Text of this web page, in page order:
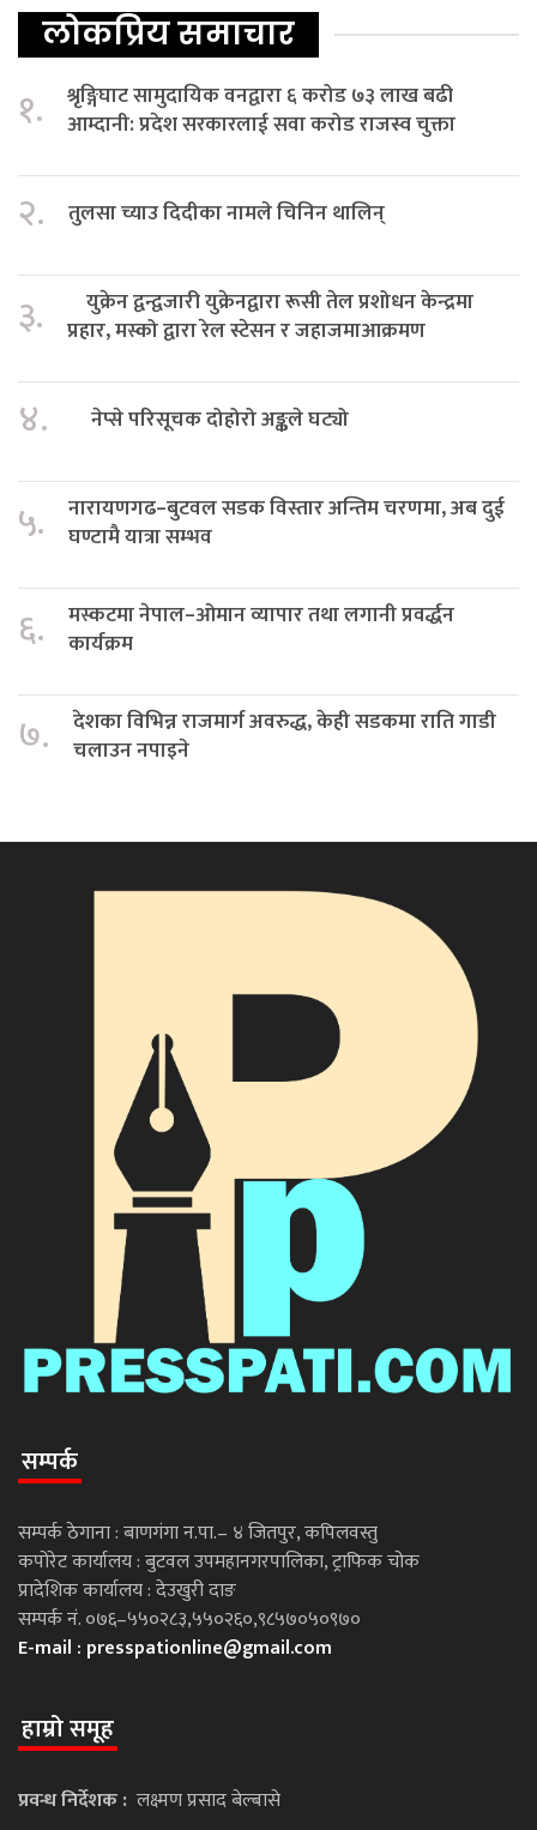
लोकप्रिय समाचार
१.
श्रृङ्गिघाट सामुदायिक वनद्वारा ६ करोड ७३ लाख बढी
आम्दानी: प्रदेश सरकारलाई सवा करोड राजस्व चुक्ता
२. तुलसा च्याउ दिदीका नामले चिनिन थालिन्
३.
युक्रेन द्वन्द्वजारी युक्रेनद्वारा रूसी तेल प्रशोधन केन्द्रमा
प्रहार, मस्को द्वारा रेल स्टेसन र जहाजमाआक्रमण
४. नेप्से परिसूचक दोहोरो अङ्कले घट्यो
५.
नारायणगढ–बुटवल सडक विस्तार अन्तिम चरणमा, अब दुई
घण्टामै यात्रा सम्भव
६.
मस्कटमा नेपाल–ओमान व्यापार तथा लगानी प्रवर्द्धन
कार्यक्रम
७.
देशका विभिन्न राजमार्ग अवरुद्ध, केही सडकमा राति गाडी
चलाउन नपाइने
सम्पर्क
सम्पर्क ठेगाना : बाणगंगा न.पा.– ४ जितपुर, कपिलवस्तु
कपोरेट कार्यालय : बुटवल उपमहानगरपालिका, ट्राफिक चोक
प्रादेशिक कार्यालय : देउखुरी दाङ
सम्पर्क नं. ०७६–५५०२८३,५५०२६०,९८५७०५०९७०
E-mail : presspationline@gmail.com
हाम्रो समूह
प्रवन्ध निर्देशक : लक्ष्मण प्रसाद बेल्बासे